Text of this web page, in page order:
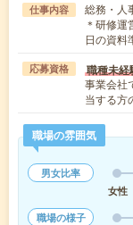
仕事内容
総務・人
＊研修運
日の資
応募資格 職種未経
事業会社
当する
職場の雰囲気
男女比率
女性
職場の様子